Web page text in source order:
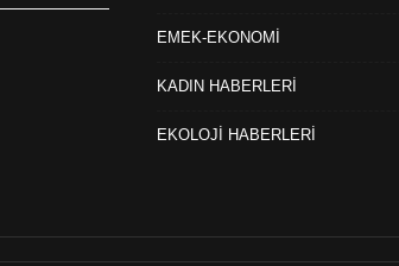
EMEK-EKONOMİ
KADIN HABERLERİ
EKOLOJİ HABERLERİ